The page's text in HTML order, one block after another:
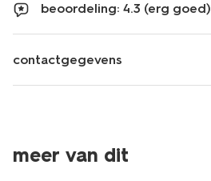
beoordeling: 4.3 (erg goed)
contactgegevens
meer van dit